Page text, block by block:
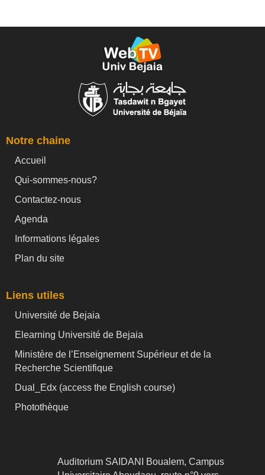
Notre chaine
Accueil
Qui-sommes-nous?
Contactez-nous
Agenda
Informations légales
Plan du site
Liens utiles
Université de Bejaia
Elearning Université de Bejaia
Ministère de l’Enseignement Supérieur et de la
Recherche Scientifique
Dual_Edx (access the English course)
Photothèque
Auditorium SAIDANI Boualem, Campus